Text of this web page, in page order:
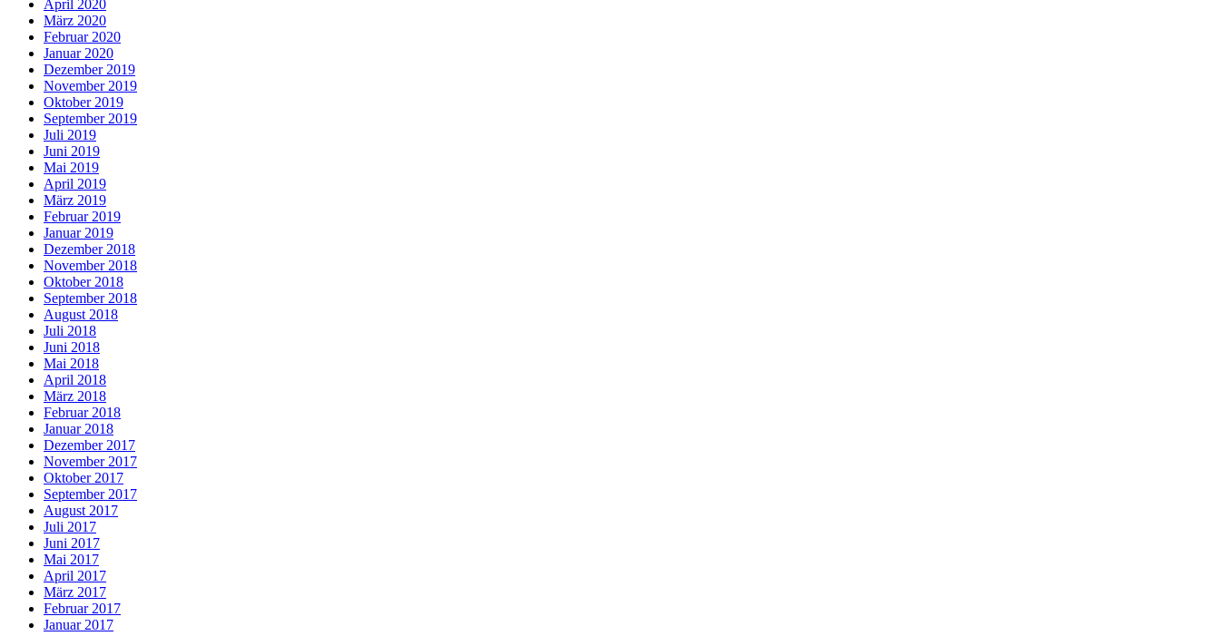
April 2020
März 2020
Februar 2020
Januar 2020
Dezember 2019
November 2019
Oktober 2019
September 2019
Juli 2019
Juni 2019
Mai 2019
April 2019
März 2019
Februar 2019
Januar 2019
Dezember 2018
November 2018
Oktober 2018
September 2018
August 2018
Juli 2018
Juni 2018
Mai 2018
April 2018
März 2018
Februar 2018
Januar 2018
Dezember 2017
November 2017
Oktober 2017
September 2017
August 2017
Juli 2017
Juni 2017
Mai 2017
April 2017
März 2017
Februar 2017
Januar 2017